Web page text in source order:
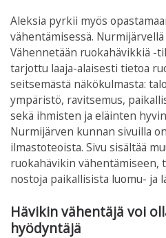
Aleksia pyrkii myös
vähentämisessä.
Vähennetään ruokahävikkiä -
tarjottu laaja-alaisesti tietoa
seitsemästä näkökulmasta:
ympäristö, ravitsemus,
sekä ihmisten ja eläinten
Nurmijärven kunnan sivuilla
ilmastoteoista. Sivu sisältää
ruokahävikin vähentämiseen,
nostoja paikallisista luomu- ja
Hävikin vähentäjä voi
hyödyntäjä